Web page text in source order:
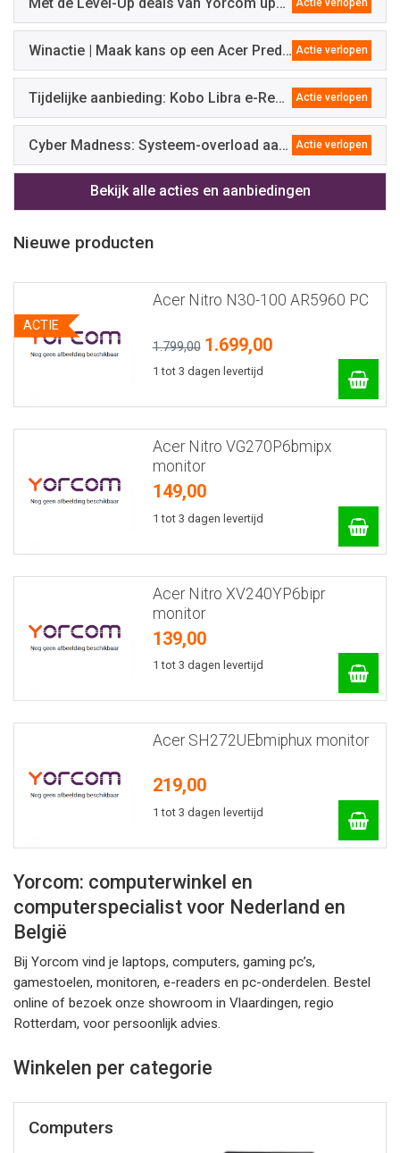
Winactie | Maak kans op een Acer Predator gamestoel t.w.v. 349,- Actie verlopen
Tijdelijke aanbieding: Kobo Libra e-Reader! Actie verlopen
Cyber Madness: Systeem-overload aan korting, acties en gratis extra's! Actie verlopen
Bekijk alle acties en aanbiedingen
Nieuwe producten
Acer Nitro N30-100 AR5960 PC
1.799,00 1.699,00
1 tot 3 dagen levertijd
ACTIE
Acer Nitro VG270P6bmipx
monitor
149,00
1 tot 3 dagen levertijd
Acer Nitro XV240YP6bipr
monitor
139,00
1 tot 3 dagen levertijd
Acer SH272UEbmiphux monitor
219,00
1 tot 3 dagen levertijd
Yorcom: computerwinkel en
computerspecialist voor Nederland en
België
Bij Yorcom vind je laptops, computers, gaming pc’s,
gamestoelen, monitoren, e-readers en pc-onderdelen. Bestel
online of bezoek onze showroom in Vlaardingen, regio
Rotterdam, voor persoonlijk advies.
Winkelen per categorie
Computers